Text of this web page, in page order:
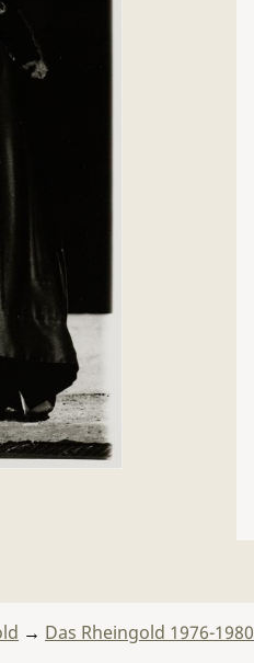
→ Das Rheingold 1976-1980